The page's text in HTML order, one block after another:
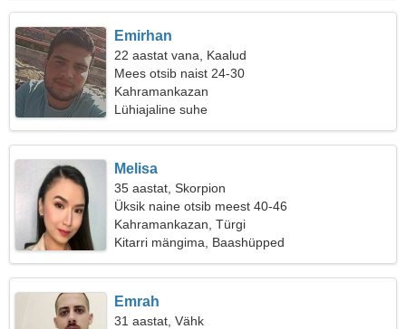
Emirhan
22 aastat vana, Kaalud
Mees otsib naist 24-30
Kahramankazan
Lühiajaline suhe
Melisa
35 aastat, Skorpion
Üksik naine otsib meest 40-46
Kahramankazan, Türgi
Kitarri mängima, Baashüpped
Emrah
31 aastat, Vähk